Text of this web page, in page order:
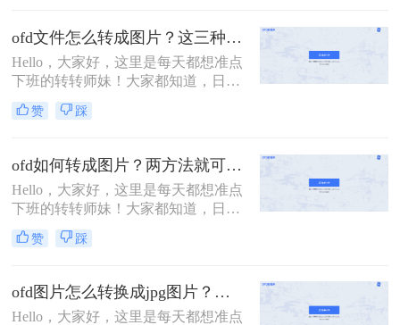
况。OFD文件可以说是中国版的
PDF，今天就来给大家分享ofd怎么转
换成jpg图片的小技巧，有需要的小伙
伴一起来了解一下吧～
ofd文件怎么转成图片？这三种方法轻松实现转换！
Hello，大家好，这里是每天都想准点
下班的转转师妹！大家都知道，日常
我们在看文件的时候，图片格式是查
看最方便最编辑的；有很多文件兼容
文件格式很多小伙伴甚至可能都不太
熟悉；为了传输便捷，小伙伴们都会
习惯将OFD转图片之后再进行传输；
因为ofd不仅不好编辑，打开也是个难
题！那么ofd文件怎么转成图片呢？那
下面我们就简单介绍一些OFD转图片
赞 踩
ofd如何转成图片？两方法就可轻松搞定！
Hello，大家好，这里是每天都想准点
下班的转转师妹！大家都知道，日常
我们在看文件的时候，图片格式是查
看最方便最编辑的；有很多文件兼容
文件格式很多小伙伴甚至可能都不太
熟悉；为了传输便捷，小伙伴们都会
习惯将OFD转图片之后再进行传输；
赞 踩
ofd图片怎么转换成jpg图片？教你一招快速转换！
Hello，大家好，这里是每天都想准点